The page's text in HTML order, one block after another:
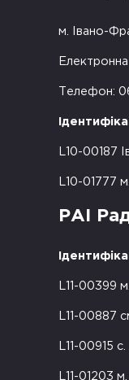
м. Івано-
Телефон:
L10-00187
L10-01777
РАІ
L11-00399
L11-00887
L11-00915
L11-01203